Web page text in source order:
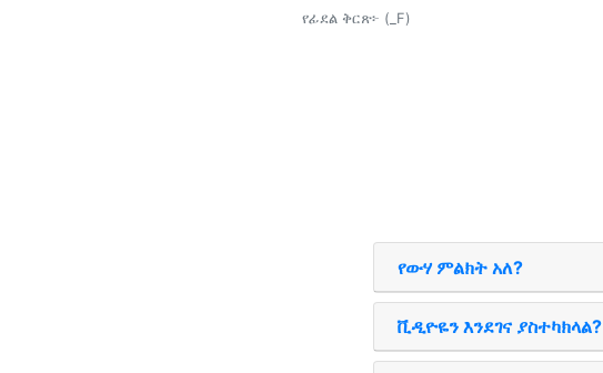
የፊደል ቅርጽ፦ (_F)
የውሃ ምልክት አለ?
ቪዲዮዬን እንደገና ያስተካክላል?